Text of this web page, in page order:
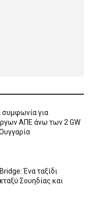
συμφωνία για
ΑΠΕ άνω των 2 GW
Ένα ταξίδι
Σουηδίας και